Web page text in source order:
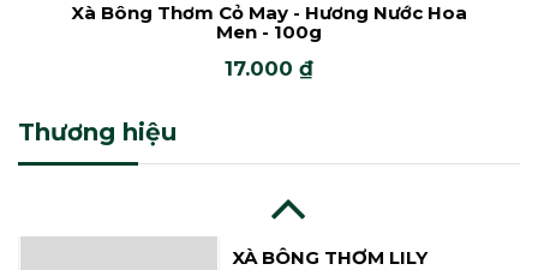
Xà Bông Thơm Cỏ May - Hương Nước Hoa
Men - 100g
17.000 ₫
Thương hiệu